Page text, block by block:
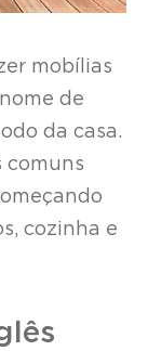
mobílias
de
da casa.
comuns
cozinha e